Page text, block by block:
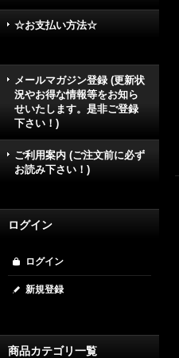
☆お支払い方法☆
メールマガジン登録 (更新状
況やお得な情報等をお知ら
せいたします。是非ご登録
下さい！)
ご利用案内 (ご注文前に必ず
お読み下さい！)
ログイン
ログイン
新規登録
商品カテゴリ一覧